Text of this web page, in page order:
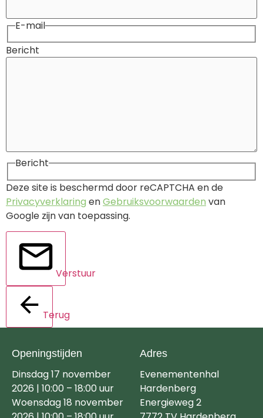
E-mail
Bericht
Bericht
Deze site is beschermd door reCAPTCHA en de
Privacyverklaring enGebruiksvoorwaarden van
Google zijn van toepassing.
Verstuur
Terug
Openingstijden
Dinsdag 17 november
2026 | 10:00 – 18:00 uur
Woensdag 18 november
Adres
Evenementenhal
Hardenberg
Energieweg 2